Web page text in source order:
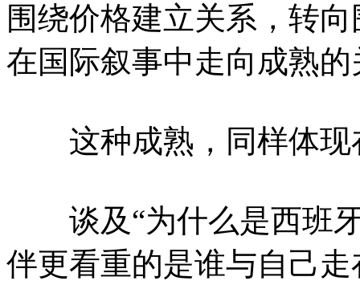
围绕价格建立关系，转
在国际叙事中走向成熟
这种成熟，同样体现
谈及“为什么是西班牙
伴更看重的是谁与自己